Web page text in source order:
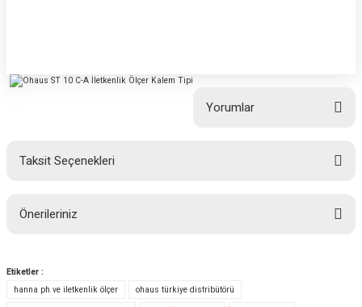
Yorumlar
Taksit Seçenekleri
Önerileriniz
yetersiz gördüğünüz noktaları öneri formunu kullanarak tarafımıza
iletebilirsiniz.
Görüş ve önerileriniz için teşekkür ederiz.
Etiketler :
hanna ph ve iletkenlik ölçer
ohaus türkiye distribütörü